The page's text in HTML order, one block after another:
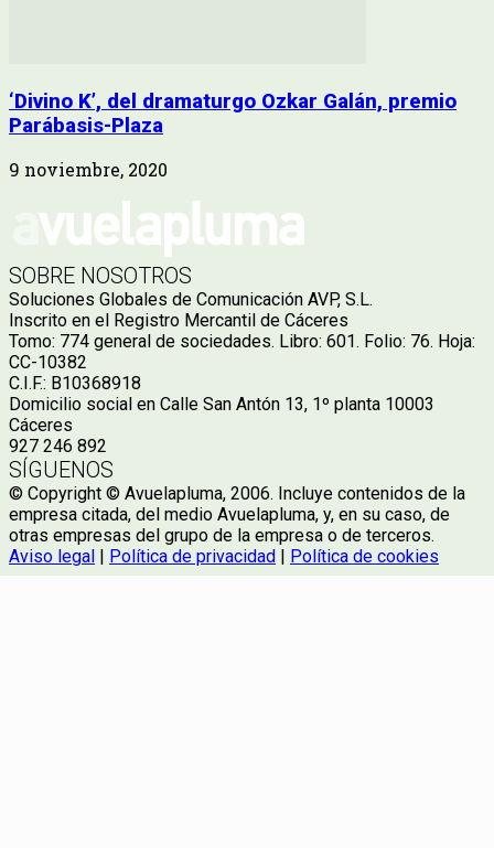
‘Divino K’, del dramaturgo Ozkar Galán, premio
Parábasis-Plaza
9 noviembre, 2020
SOBRE NOSOTROS
Soluciones Globales de Comunicación AVP, S.L.
Inscrito en el Registro Mercantil de Cáceres
Tomo: 774 general de sociedades. Libro: 601. Folio: 76. Hoja:
CC-10382
C.I.F.: B10368918
Domicilio social en Calle San Antón 13, 1º planta 10003
Cáceres
927 246 892
SÍGUENOS
© Copyright © Avuelapluma, 2006. Incluye contenidos de la
empresa citada, del medio Avuelapluma, y, en su caso, de
otras empresas del grupo de la empresa o de terceros.
Aviso legal
Política de privacidad Política de cookies